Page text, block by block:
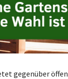
gegenüber